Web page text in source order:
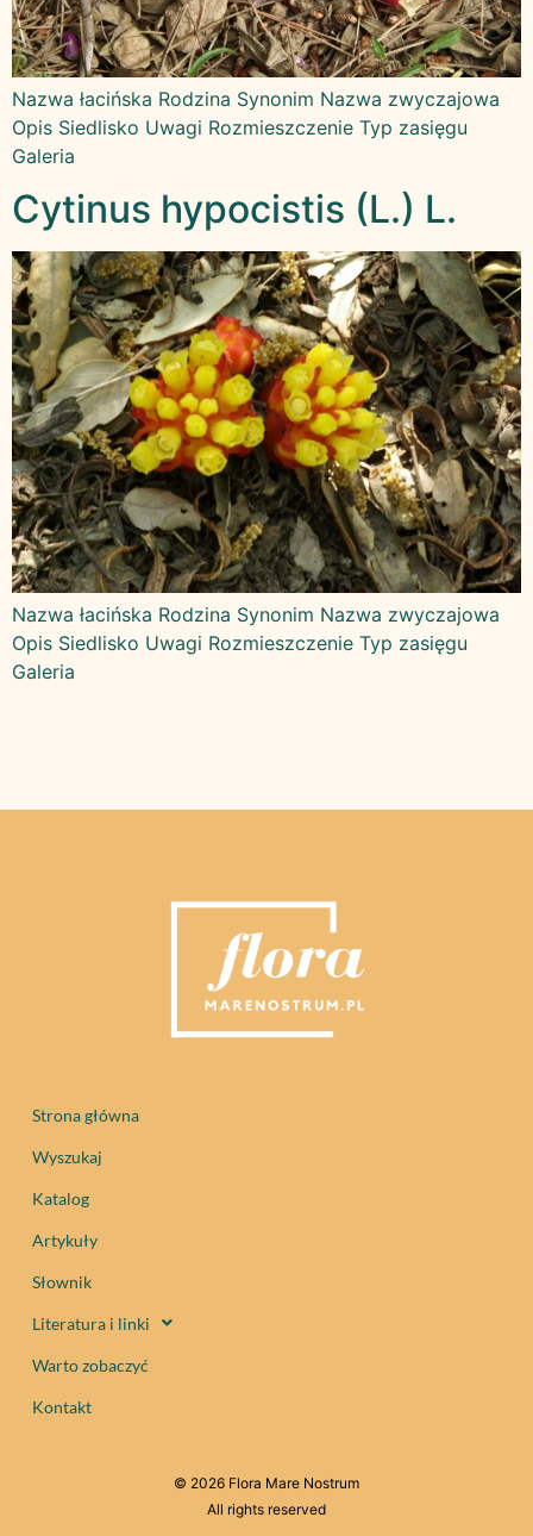
Nazwa łacińska Rodzina Synonim Nazwa zwyczajowa
Opis Siedlisko Uwagi Rozmieszczenie Typ zasięgu
Galeria
Cytinus hypocistis (L.) L.
Nazwa łacińska Rodzina Synonim Nazwa zwyczajowa
Opis Siedlisko Uwagi Rozmieszczenie Typ zasięgu
Galeria
Strona główna
Wyszukaj
Katalog
Artykuły
Słownik
Literatura i linki
Warto zobaczyć
Kontakt
© 2026 Flora Mare Nostrum
All rights reserved